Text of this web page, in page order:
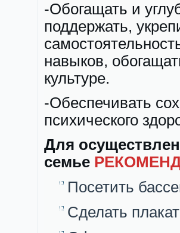
-Обогащать и
поддержать,
навыков,
культуре.
-Обеспечивать
психического
Для
семье
Посетить
Сделать